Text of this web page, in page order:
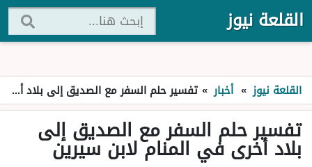
القلعة نيوز
القلعة نيوز » أخبار » تفسير حلم السفر مع الصديق إلى بلاد أخرى في المنام لابن سيرين
تفسير حلم السفر مع الصديق إلى
بلاد أخرى في المنام لابن سيرين